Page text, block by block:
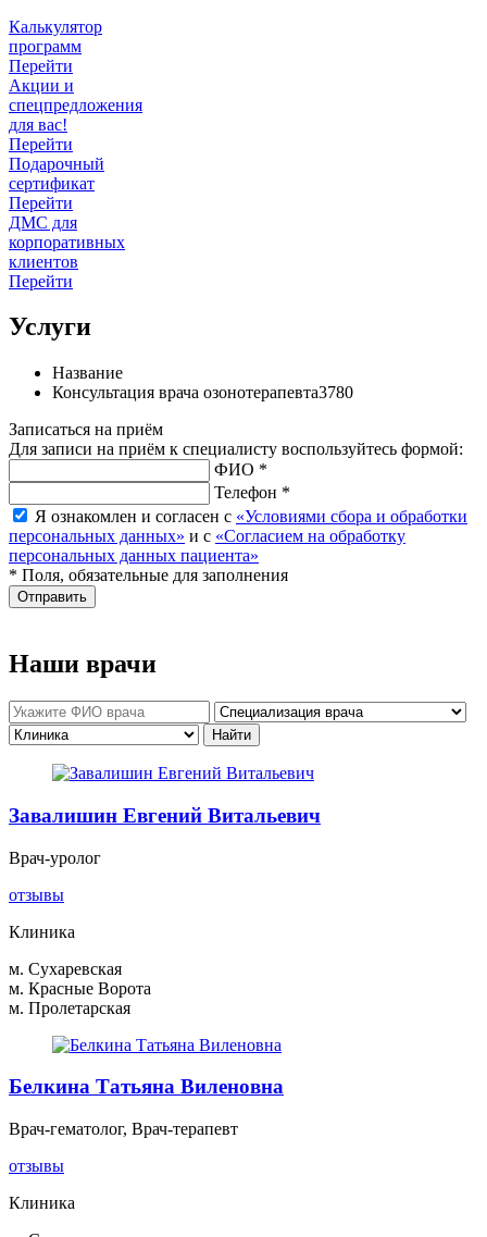
Калькулятор
программ
Перейти
Акции и
спецпредложения
для вас!
Перейти
Подарочный
сертификат
Перейти
ДМС для
корпоративных
клиентов
Перейти
Услуги
Название
Консультация врача озонотерапевта3780
Записаться на приём
Для записи на приём к специалисту воспользуйтесь формой:
ФИО *
Телефон *
Я ознакомлен и согласен с «Условиями сбора и обработки
персональных данных» и с «Согласием на обработку
персональных данных пациента»
* Поля, обязательные для заполнения
Отправить
Наши врачи
Завалишин Евгений Витальевич
Врач-уролог
отзывы
Клиника
м. Сухаревская
м. Красные Ворота
м. Пролетарская
Белкина Татьяна Виленовна
Врач-гематолог, Врач-терапевт
отзывы
Клиника